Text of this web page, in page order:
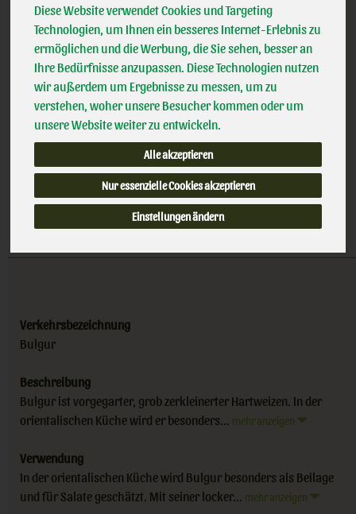
Diese Website verwendet Cookies und Targeting
Technologien, um Ihnen ein besseres Internet-Erlebnis zu
ermöglichen und die Werbung, die Sie sehen, besser an
Ihre Bedürfnisse anzupassen. Diese Technologien nutzen
wir außerdem um Ergebnisse zu messen, um zu
verstehen, woher unsere Besucher kommen oder um
unsere Website weiter zu entwickeln.
Alle akzeptieren
Nur essenzielle Cookies akzeptieren
Einstellungen ändern
Davert
Naturland
DE-ÖKO-001
3,29 € * / 500g
(6,58 € / 1 kg)
inkl. 7% MwSt.
500g
Anzahl
3,29
Verkehrsbezeichnung
Bulgur
Beschreibung
Bulgur ist vorgegarter, grob zerkleinerter Hartweizen. In der
orientalischen Küche wird er besonders... mehr anzeigen
Verwendung
In der orientalischen Küche wird Bulgur besonders als Beilage
und für Salate geschätzt. Mit seiner locker... mehr anzeigen